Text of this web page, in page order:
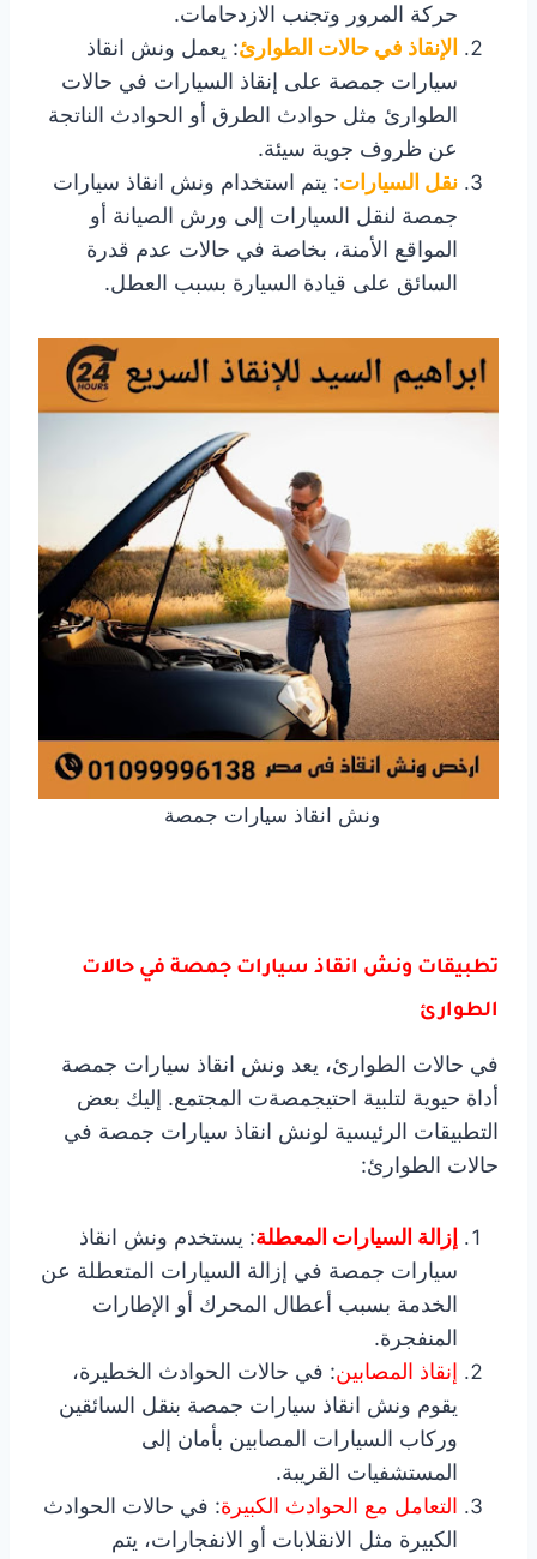
حركة المرور وتجنب الازدحامات.
الإنقاذ في حالات الطوارئ: يعمل ونش انقاذ
سيارات جمصة على إنقاذ السيارات في حالات
الطوارئ مثل حوادث الطرق أو الحوادث الناتجة
عن ظروف جوية سيئة.
نقل السيارات: يتم استخدام ونش انقاذ سيارات
جمصة لنقل السيارات إلى ورش الصيانة أو
المواقع الأمنة، بخاصة في حالات عدم قدرة
السائق على قيادة السيارة بسبب العطل.
ونش انقاذ سيارات جمصة
تطبيقات ونش انقاذ سيارات جمصة في حالات
الطوارئ
في حالات الطوارئ، يعد ونش انقاذ سيارات جمصة
أداة حيوية لتلبية احتيجمصةت المجتمع. إليك بعض
التطبيقات الرئيسية لونش انقاذ سيارات جمصة في
حالات الطوارئ:
إزالة السيارات المعطلة: يستخدم ونش انقاذ
سيارات جمصة في إزالة السيارات المتعطلة عن
الخدمة بسبب أعطال المحرك أو الإطارات
المنفجرة.
إنقاذ المصابين: في حالات الحوادث الخطيرة،
يقوم ونش انقاذ سيارات جمصة بنقل السائقين
وركاب السيارات المصابين بأمان إلى
المستشفيات القريبة.
التعامل مع الحوادث الكبيرة: في حالات الحوادث
الكبيرة مثل الانقلابات أو الانفجارات، يتم